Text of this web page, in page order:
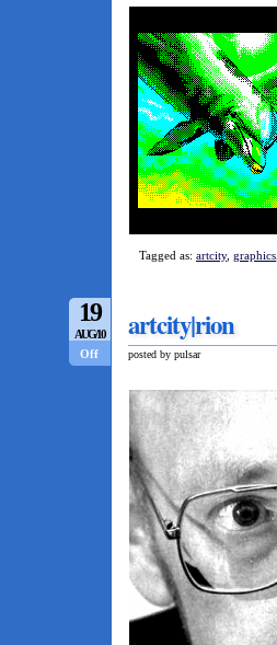
Tagged as: artcity, graphics
19
AUG/10
Off
artcity|rion
posted by pulsar